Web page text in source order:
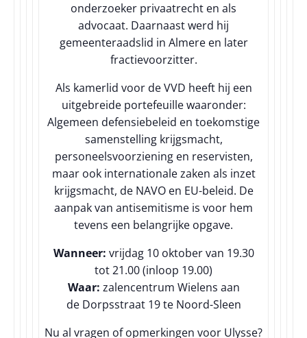
onderzoeker privaatrecht en als
advocaat. Daarnaast werd hij
gemeenteraadslid in Almere en later
fractievoorzitter.
Als kamerlid voor de VVD heeft hij een
uitgebreide portefeuille waaronder:
Algemeen defensiebeleid en toekomstige
samenstelling krijgsmacht,
personeelsvoorziening en reservisten,
maar ook internationale zaken als inzet
krijgsmacht, de NAVO en EU-beleid. De
aanpak van antisemitisme is voor hem
tevens een belangrijke opgave.
Wanneer: vrijdag 10 oktober van 19.30
tot 21.00 (inloop 19.00)
Waar: zalencentrum Wielens aan
de Dorpsstraat 19 te Noord-Sleen
Nu al vragen of opmerkingen voor Ulysse?